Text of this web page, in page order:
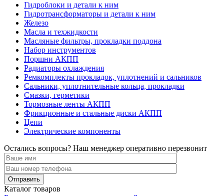
Гидроблоки и детали к ним
Гидротрансформаторы и детали к ним
Железо
Масла и техжидкости
Масляные фильтры, прокладки поддона
Набор инструментов
Поршни АКПП
Радиаторы охлаждения
Ремкомплекты прокладок, уплотнений и сальников
Сальники, уплотнительные кольца, прокладки
Смазки, герметики
Тормозные ленты АКПП
Фрикционные и стальные диски АКПП
Цепи
Электрические компоненты
Остались вопросы? Наш менеджер оперативно перезвонит
Каталог товаров